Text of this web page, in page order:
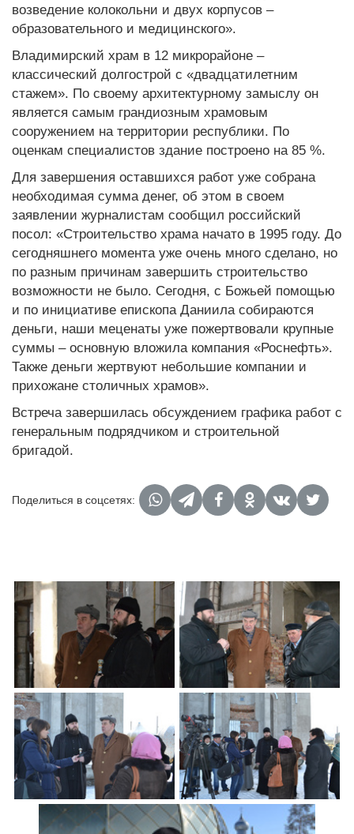
возведение колокольни и двух корпусов –
образовательного и медицинского».
Владимирский храм в 12 микрорайоне –
классический долгострой с «двадцатилетним
стажем». По своему архитектурному замыслу он
является самым грандиозным храмовым
сооружением на территории республики. По
оценкам специалистов здание построено на 85 %.
Для завершения оставшихся работ уже собрана
необходимая сумма денег, об этом в своем
заявлении журналистам сообщил российский
посол: «Строительство храма начато в 1995 году. До
сегодняшнего момента уже очень много сделано, но
по разным причинам завершить строительство
возможности не было. Сегодня, с Божьей помощью
и по инициативе епископа Даниила собираются
деньги, наши меценаты уже пожертвовали крупные
суммы – основную вложила компания «Роснефть».
Также деньги жертвуют небольшие компании и
прихожане столичных храмов».
Встреча завершилась обсуждением графика работ с
генеральным подрядчиком и строительной
бригадой.
Поделиться в соцсетях: